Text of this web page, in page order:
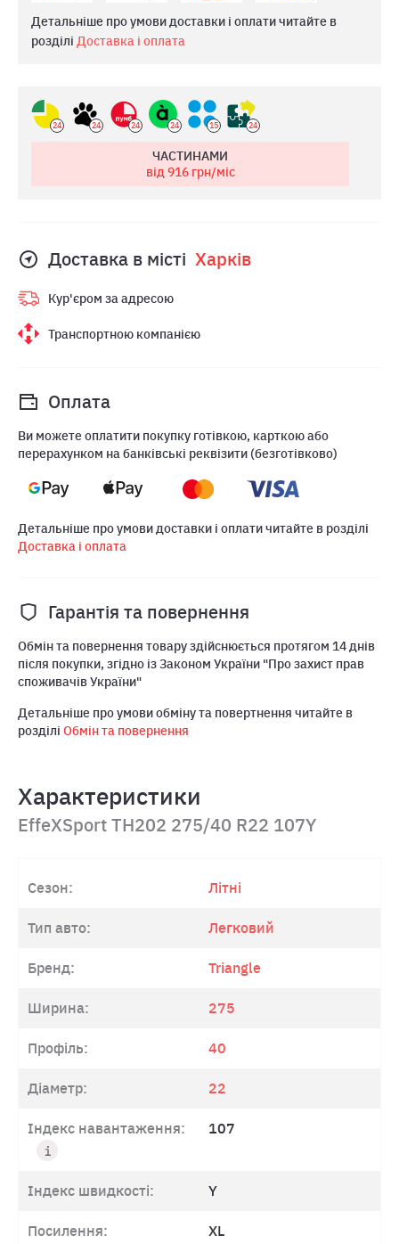
Детальніше про умови доставки і оплати читайте в
розділі Доставка і оплата
24 24 24 24 15 24
ЧАСТИНАМИ
від 916грн/міс
Доставка в місті Харкiв
Кур'єром за адресою
Транспортною компанією
Оплата
Ви можете оплатити покупку готівкою, карткою або
перерахунком на банківські реквізити (безготівково)
Детальніше про умови доставки і оплати читайте в розділі
Доставка і оплата
Гарантія та повернення
Обмін та повернення товару здійснюється протягом 14 днів
після покупки, згідно із Законом України "Про захист прав
споживачів України"
Детальніше про умови обміну та повертнення читайте в
розділі Обмін та повернення
Характеристики
EffeXSport TH202 275/40 R22 107Y
Сезон: Літні
Тип авто: Легковий
Бренд: Triangle
Ширина: 275
Профіль: 40
Діаметр: 22
Індекс навантаження: 107
Індекс швидкості: Y
Посилення: XL